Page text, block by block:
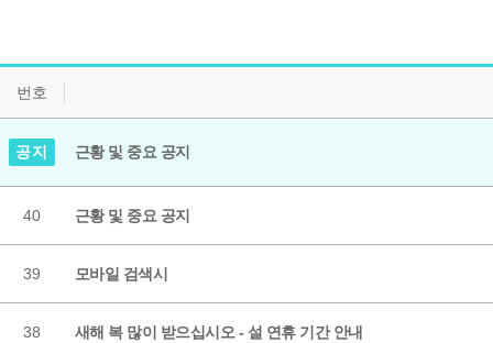
번호
공지 근황 및 중요 공지
40 근황 및 중요 공지
39 모바일 검색시
38 새해 복 많이 받으십시오 - 설 연휴 기간 안내